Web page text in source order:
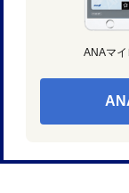
ANAマ